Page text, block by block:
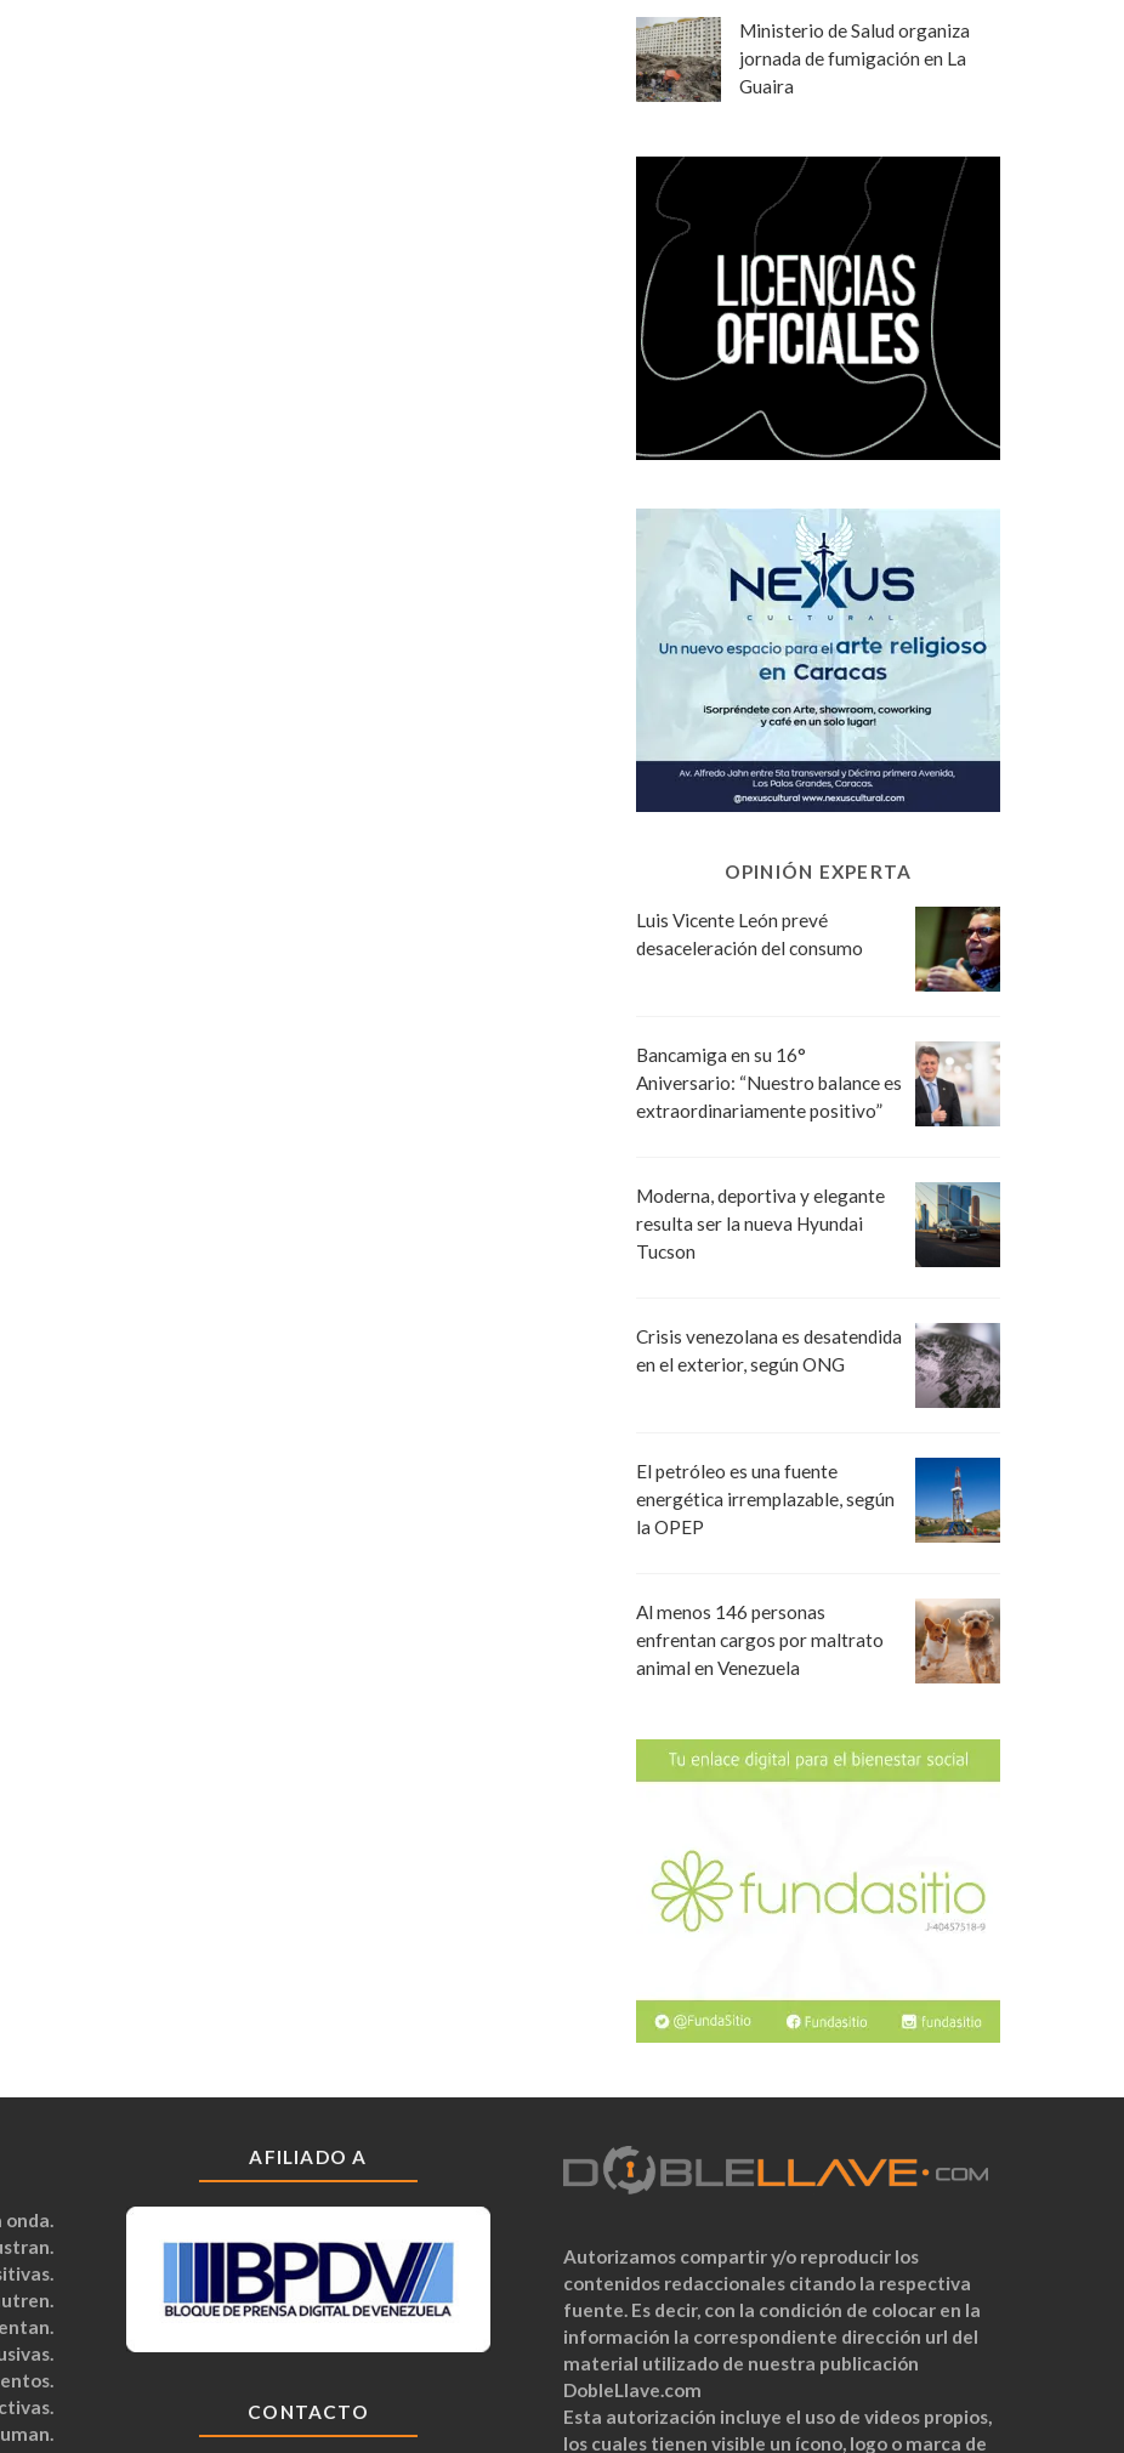
Ministerio de Salud organiza
jornada de fumigación en La
Guaira
OPINIÓN EXPERTA
Luis Vicente León prevé
desaceleración del consumo
Bancamiga en su 16°
Aniversario: “Nuestro balance es
extraordinariamente positivo”
Moderna, deportiva y elegante
resulta ser la nueva Hyundai
Tucson
Crisis venezolana es desatendida
en el exterior, según ONG
El petróleo es una fuente
energética irremplazable, según
la OPEP
Al menos 146 personas
enfrentan cargos por maltrato
animal en Venezuela
AFILIADO A
CONTACTO
Autorizamos compartir y/o reproducir los
contenidos redaccionales citando la respectiva
fuente. Es decir, con la condición de colocar en la
información la correspondiente dirección url del
material utilizado de nuestra publicación
DobleLlave.com
Esta autorización incluye el uso de videos propios,
los cuales tienen visible un ícono, logo o marca de